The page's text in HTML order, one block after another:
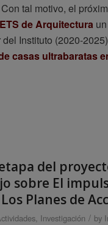
tal motivo, el
de Arquitectura
del Instituto (2020-
casas ultrabaratas
del
sobre El
Planes de
, Investigación / by